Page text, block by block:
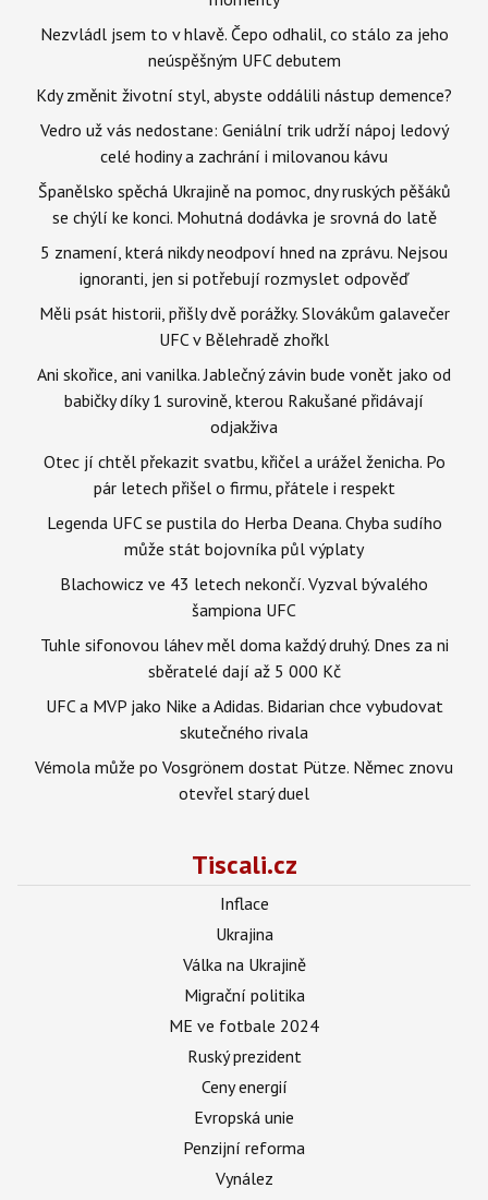
Nezvládl jsem to v hlavě. Čepo odhalil, co stálo za jeho
neúspěšným UFC debutem
Kdy změnit životní styl, abyste oddálili nástup demence?
Vedro už vás nedostane: Geniální trik udrží nápoj ledový
celé hodiny a zachrání i milovanou kávu
Španělsko spěchá Ukrajině na pomoc, dny ruských pěšáků
se chýlí ke konci. Mohutná dodávka je srovná do latě
5 znamení, která nikdy neodpoví hned na zprávu. Nejsou
ignoranti, jen si potřebují rozmyslet odpověď
Měli psát historii, přišly dvě porážky. Slovákům galavečer
UFC v Bělehradě zhořkl
Ani skořice, ani vanilka. Jablečný závin bude vonět jako od
babičky díky 1 surovině, kterou Rakušané přidávají
odjakživa
Otec jí chtěl překazit svatbu, křičel a urážel ženicha. Po
pár letech přišel o firmu, přátele i respekt
Legenda UFC se pustila do Herba Deana. Chyba sudího
může stát bojovníka půl výplaty
Blachowicz ve 43 letech nekončí. Vyzval bývalého
šampiona UFC
Tuhle sifonovou láhev měl doma každý druhý. Dnes za ni
sběratelé dají až 5 000 Kč
UFC a MVP jako Nike a Adidas. Bidarian chce vybudovat
skutečného rivala
Vémola může po Vosgrönem dostat Pütze. Němec znovu
otevřel starý duel
Tiscali.cz
Inflace
Ukrajina
Válka na Ukrajině
Migrační politika
ME ve fotbale 2024
Ruský prezident
Ceny energií
Evropská unie
Penzijní reforma
Vynález